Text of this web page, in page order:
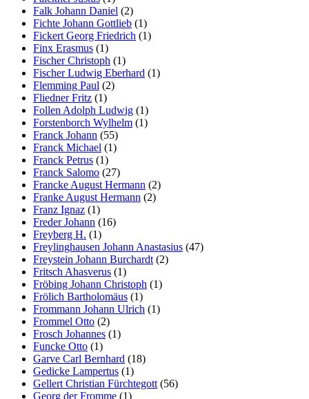
Falk Johann Daniel (2)
Fichte Johann Gottlieb (1)
Fickert Georg Friedrich (1)
Finx Erasmus (1)
Fischer Christoph (1)
Fischer Ludwig Eberhard (1)
Flemming Paul (2)
Fliedner Fritz (1)
Follen Adolph Ludwig (1)
Forstenborch Wylhelm (1)
Franck Johann (55)
Franck Michael (1)
Franck Petrus (1)
Franck Salomo (27)
Francke August Hermann (2)
Franke August Hermann (2)
Franz Ignaz (1)
Freder Johann (16)
Freyberg H. (1)
Freylinghausen Johann Anastasius (47)
Freystein Johann Burchardt (2)
Fritsch Ahasverus (1)
Fröbing Johann Christoph (1)
Frölich Bartholomäus (1)
Frommann Johann Ulrich (1)
Frommel Otto (2)
Frosch Johannes (1)
Funcke Otto (1)
Garve Carl Bernhard (18)
Gedicke Lampertus (1)
Gellert Christian Fürchtegott (56)
Georg der Fromme (1)